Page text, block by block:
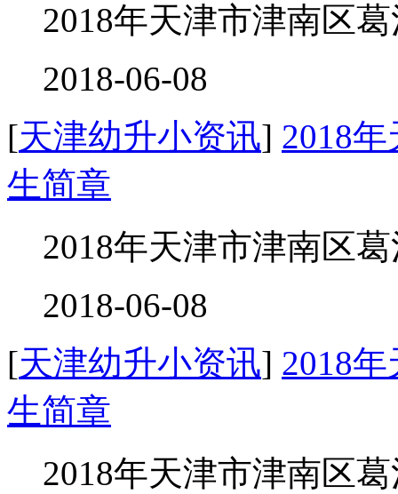
2018年天津市津南区
2018-06-08
[天津幼升小资讯] 2018
生简章
2018年天津市津南区
2018-06-08
[天津幼升小资讯] 2018
生简章
2018年天津市津南区